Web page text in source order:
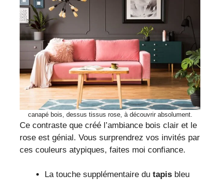
canapé bois, dessus tissus rose, à découvrir absolument.
Ce contraste que créé l’ambiance bois clair et le
rose est génial. Vous surprendrez vos invités par
ces couleurs atypiques, faites moi confiance.
La touche supplémentaire du tapis bleu